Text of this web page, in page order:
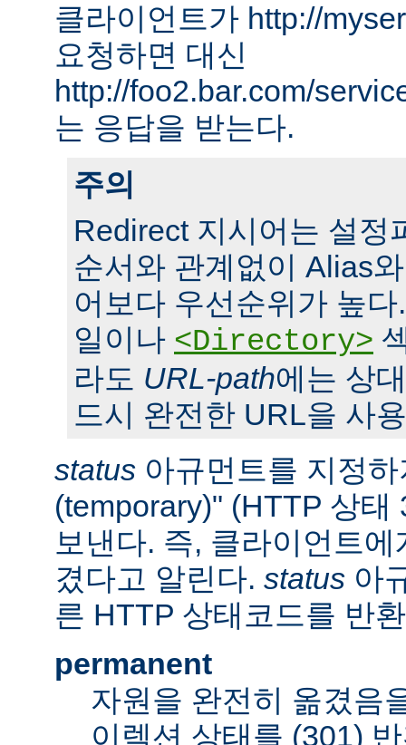
클라이언트가 http://
요청하면 대신
http://foo2.bar.com/
는 응답을 받는다.
주의
Redirect 지시어는 설정
순서와 관계없이 Alias
어보다 우선순위가 높
일이나 <Directory>
라도 URL-path에는 상
드시 완전한 URL을 사
status 아규먼트를 지정
(temporary)" (HTTP 상태
보낸다. 즉, 클라이언트
겼다고 알린다. status 아
른 HTTP 상태코드를 반
permanent
자원을 완전히 옮겼음
이렉션 상태를 (301)